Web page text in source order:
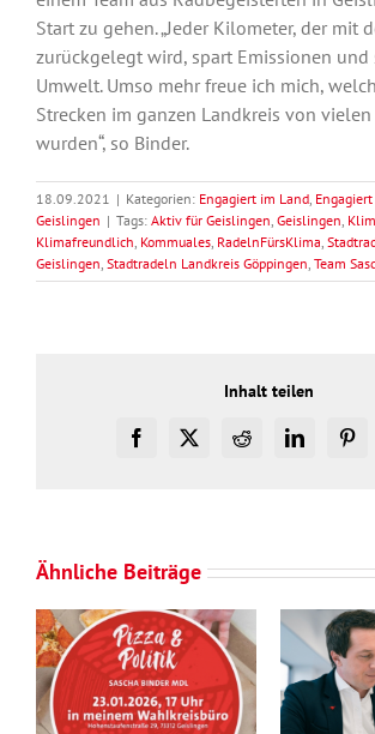
Start zu gehen. „Jeder Kilometer, der mit
zurückgelegt wird, spart Emissionen und
Umwelt. Umso mehr freue ich mich,
Strecken im ganzen Landkreis von
wurden“, so Binder.
18.09.2021 | Kategorien: Engagiert im Land
Geislingen | Tags: Aktiv für Geislingen Geislingen
Klimafreundlich Kommuales RadelnFürsKlima
Geislingen Stadtradeln Landkreis Göppingen Team
Inhalt teilen
Facebook
X RedditLinkedIn
Ähnliche Beiträge